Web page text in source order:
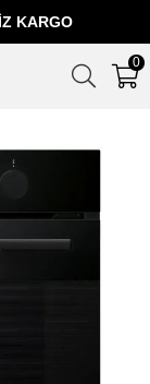
KARGO
0